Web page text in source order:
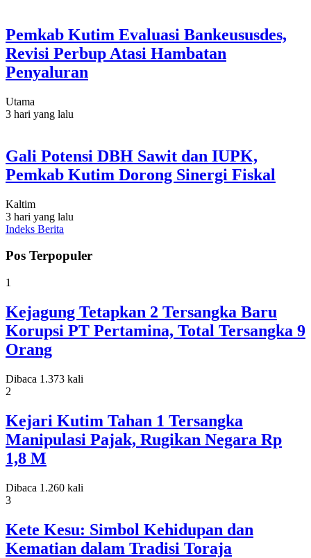
Pemkab Kutim Evaluasi Bankeususdes,
Revisi Perbup Atasi Hambatan
Penyaluran
Utama
3 hari yang lalu
Gali Potensi DBH Sawit dan IUPK,
Pemkab Kutim Dorong Sinergi Fiskal
Kaltim
3 hari yang lalu
Indeks Berita
Pos Terpopuler
1
Kejagung Tetapkan 2 Tersangka Baru
Korupsi PT Pertamina, Total Tersangka 9
Orang
Dibaca 1.373 kali
2
Kejari Kutim Tahan 1 Tersangka
Manipulasi Pajak, Rugikan Negara Rp
1,8 M
Dibaca 1.260 kali
3
Kete Kesu: Simbol Kehidupan dan
Kematian dalam Tradisi Toraja